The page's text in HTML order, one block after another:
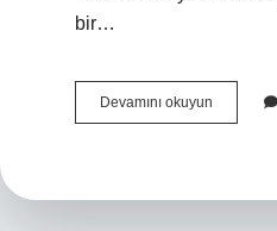
bir…
Devamını okuyun Gebelikte
Karın